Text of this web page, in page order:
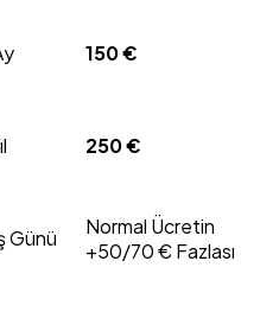
150 €
250 €
Günü
Normal Ücretin
+50/70 € Fazlası